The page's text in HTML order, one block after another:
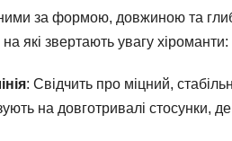
за формою, довжиною та
які звертають увагу хіроманти:
: Свідчить про міцний,
на довготривалі стосунки,